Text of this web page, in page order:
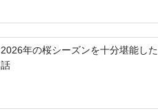
2026年の桜シーズンを十分堪能した
話